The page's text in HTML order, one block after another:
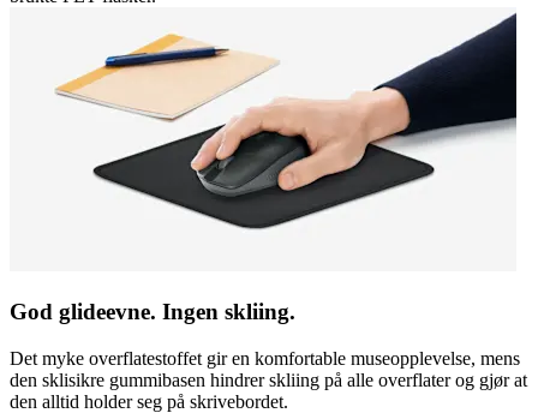
God glideevne. Ingen skliing.
Det myke overflatestoffet gir en komfortable museopplevelse, mens
den sklisikre gummibasen hindrer skliing på alle overflater og gjør at
den alltid holder seg på skrivebordet.